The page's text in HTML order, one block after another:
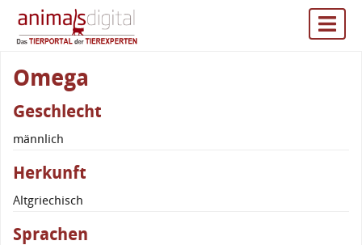
Omega
Geschlecht
männlich
Herkunft
Altgriechisch
Sprachen